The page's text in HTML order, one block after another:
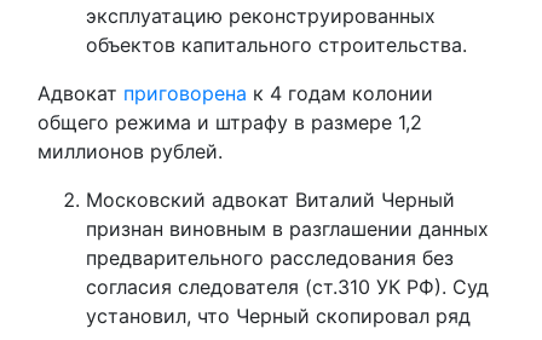
эксплуатацию реконструированных
объектов капитального строительства.
Адвокат приговорена к 4 годам колонии
общего режима и штрафу в размере 1,2
миллионов рублей.
Московский адвокат Виталий Черный
признан виновным в разглашении данных
предварительного расследования без
согласия следователя (ст.310 УК РФ). Суд
установил, что Черный скопировал ряд